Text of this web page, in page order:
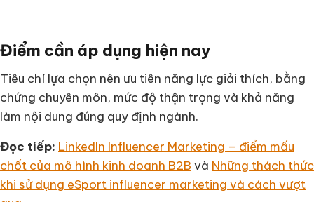
Điểm cần áp dụng hiện nay
Tiêu chí lựa chọn nên ưu tiên năng lực giải thích, bằng
chứng chuyên môn, mức độ thận trọng và khả năng
làm nội dung đúng quy định ngành.
Đọc tiếp: LinkedIn Influencer Marketing – điểm mấu
chốt của mô hình kinh doanh B2B và Những thách thức
khi sử dụng eSport influencer marketing và cách vượt